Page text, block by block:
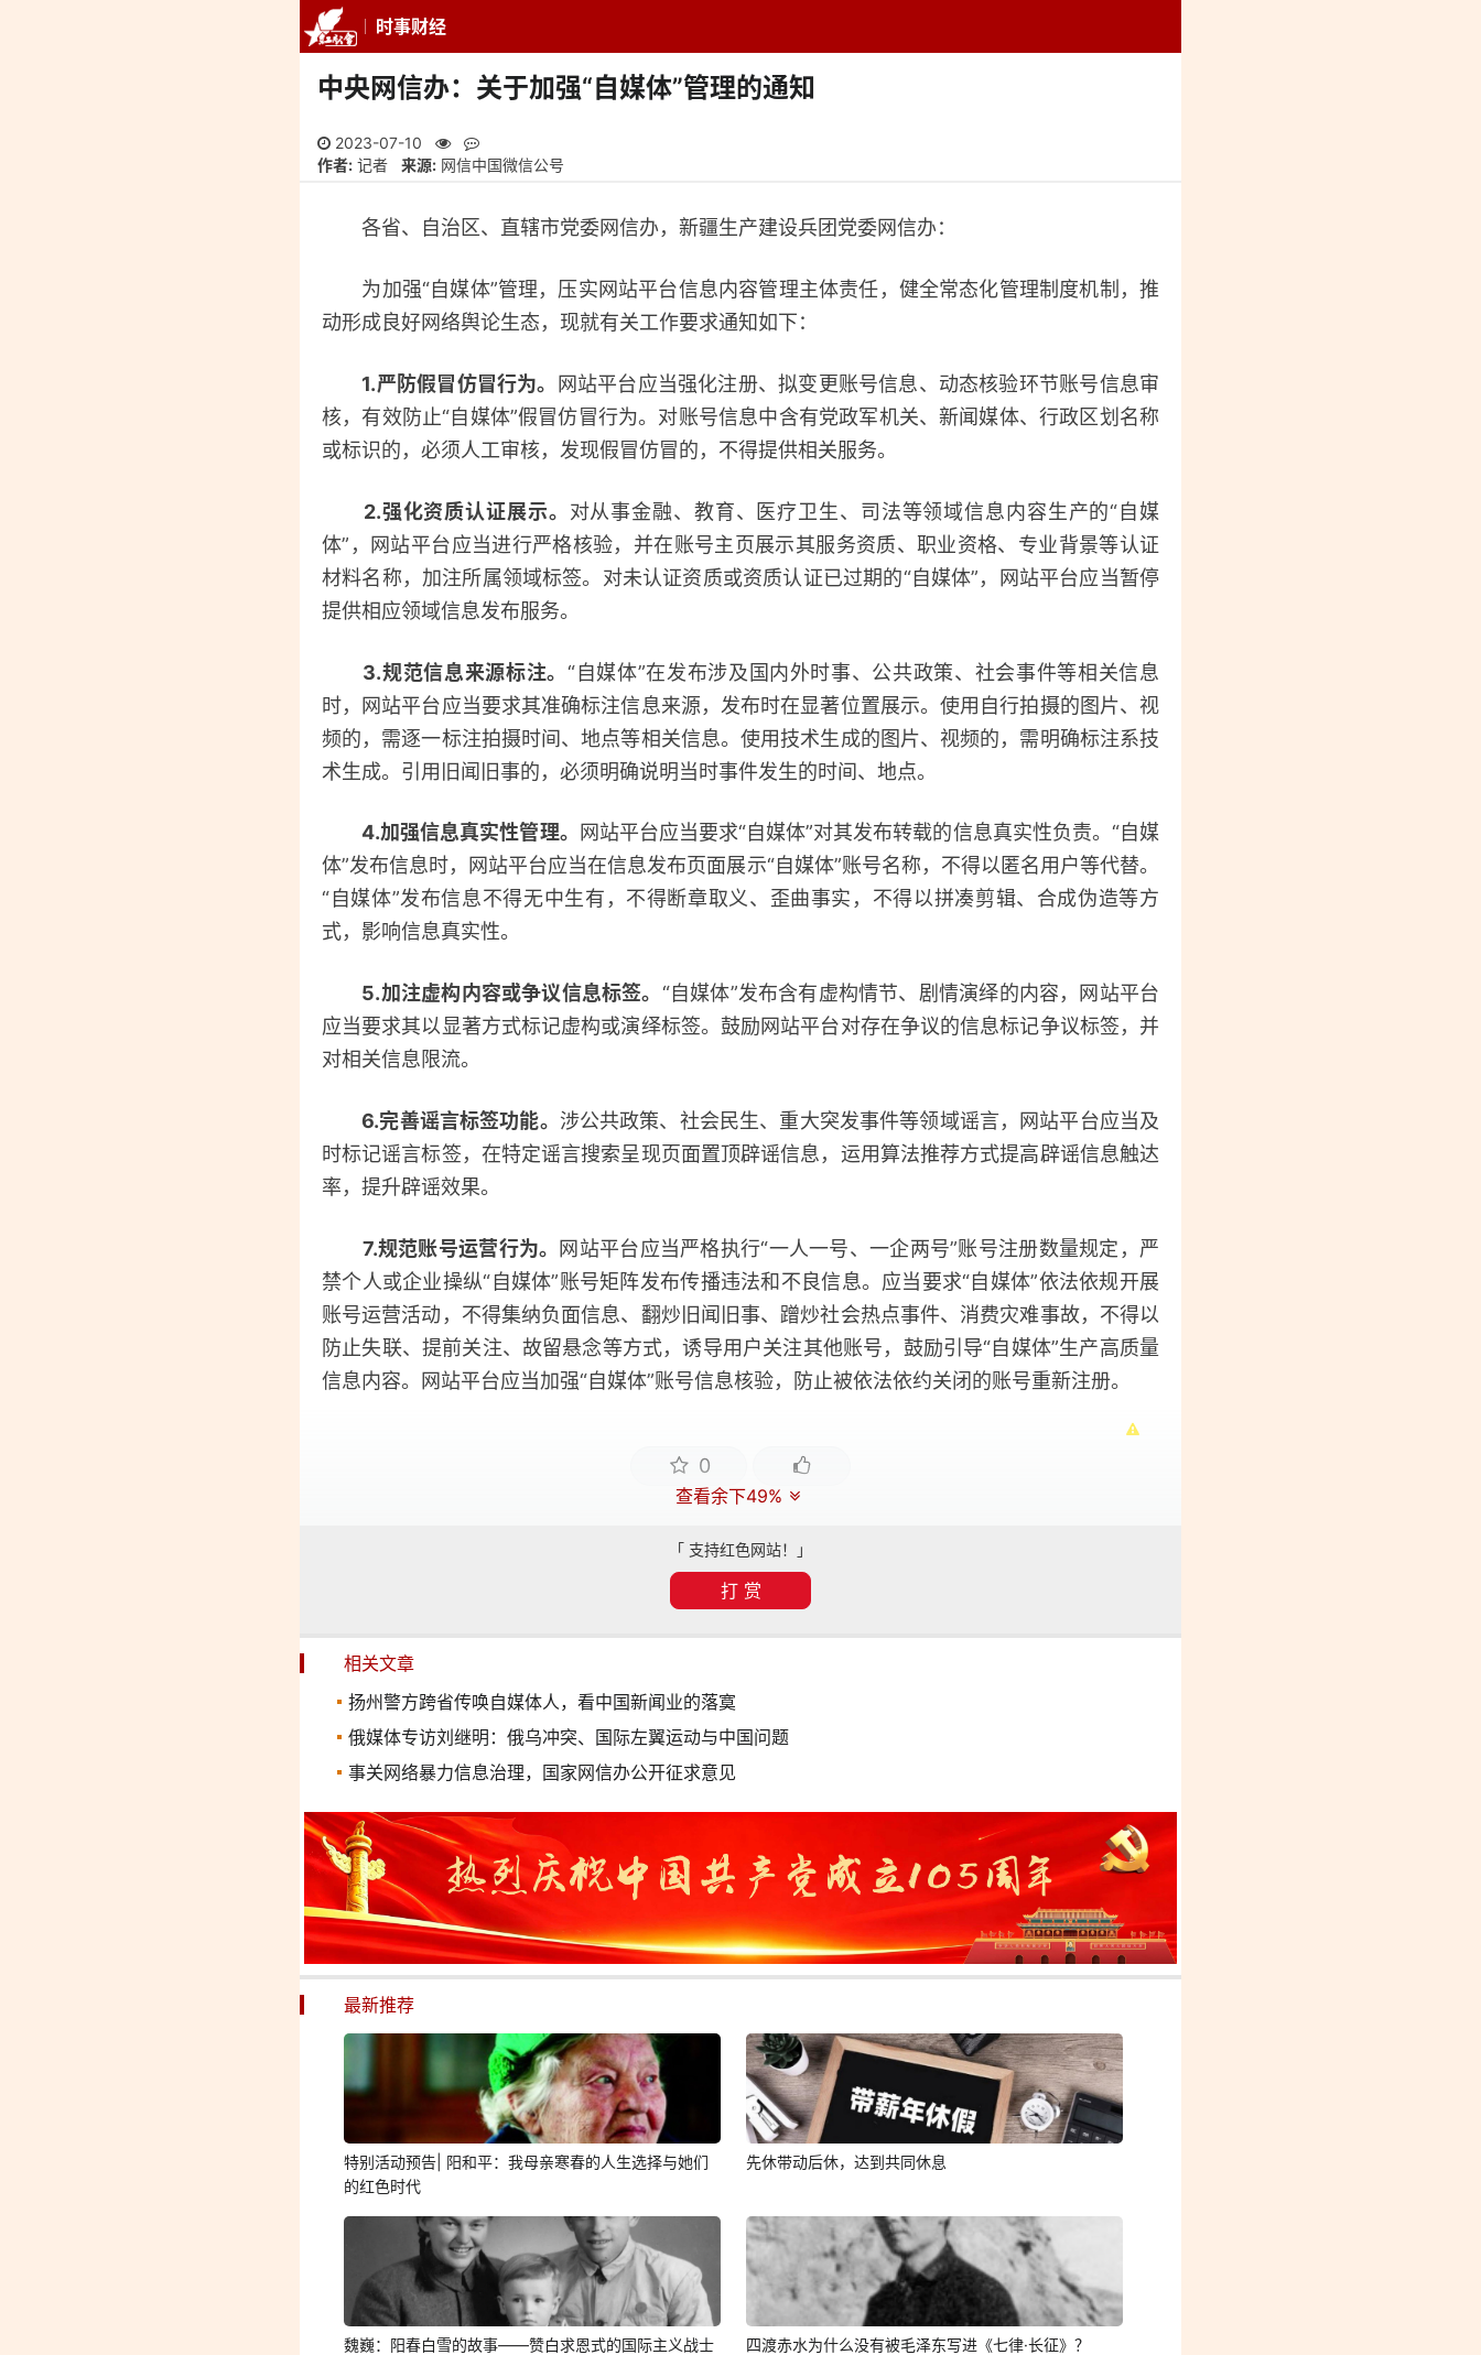
时事财经
推荐 最新 专题中心 学者专栏 排行榜 周刊
中央网信办：关于加强“自媒体”管理的通知
2023-07-10
作者: 记者 来源: 网信中国微信公号
各省、自治区、直辖市党委网信办，新疆生产建设兵团党委网信办：
为加强“自媒体”管理，压实网站平台信息内容管理主体责任，健全常态化管理制度机制，推
动形成良好网络舆论生态，现就有关工作要求通知如下：
1.严防假冒仿冒行为。 网站平台应当强化注册、拟变更账号信息、动态核验环节账号信息审
核，有效防止“自媒体”假冒仿冒行为。对账号信息中含有党政军机关、新闻媒体、行政区划名称
或标识的，必须人工审核，发现假冒仿冒的，不得提供相关服务。
2.强化资质认证展示。 对从事金融、教育、医疗卫生、司法等领域信息内容生产的“自媒
体”，网站平台应当进行严格核验，并在账号主页展示其服务资质、职业资格、专业背景等认证
材料名称，加注所属领域标签。对未认证资质或资质认证已过期的“自媒体”，网站平台应当暂停
提供相应领域信息发布服务。
3.规范信息来源标注。 “自媒体”在发布涉及国内外时事、公共政策、社会事件等相关信息
时，网站平台应当要求其准确标注信息来源，发布时在显著位置展示。使用自行拍摄的图片、视
频的，需逐一标注拍摄时间、地点等相关信息。使用技术生成的图片、视频的，需明确标注系技
术生成。引用旧闻旧事的，必须明确说明当时事件发生的时间、地点。
4.加强信息真实性管理。
网站平台应当要求“自媒体”对其发布转载的信息真实性负责。“自媒
体”发布信息时，网站平台应当在信息发布页面展示“自媒体”账号名称，不得以匿名用户等代替。
“自媒体”发布信息不得无中生有，不得断章取义、歪曲事实，不得以拼凑剪辑、合成伪造等方
式，影响信息真实性。
5.加注虚构内容或争议信息标签。 “自媒体”发布含有虚构情节、剧情演绎的内容，网站平台
应当要求其以显著方式标记虚构或演绎标签。鼓励网站平台对存在争议的信息标记争议标签，并
对相关信息限流。
6.完善谣言标签功能。 涉公共政策、社会民生、重大突发事件等领域谣言，网站平台应当及
时标记谣言标签，在特定谣言搜索呈现页面置顶辟谣信息，运用算法推荐方式提高辟谣信息触达
率，提升辟谣效果。
7.规范账号运营行为。
网站平台应当严格执行“一人一号、一企两号”账号注册数量规定，严
禁个人或企业操纵“自媒体”账号矩阵发布传播违法和不良信息。应当要求“自媒体”依法依规开展
账号运营活动，不得集纳负面信息、翻炒旧闻旧事、蹭炒社会热点事件、消费灾难事故，不得以
防止失联、提前关注、故留悬念等方式，诱导用户关注其他账号，鼓励引导“自媒体”生产高质量
信息内容。网站平台应当加强“自媒体”账号信息核验，防止被依法依约关闭的账号重新注册。
0
查看余下49%
「 支持红色网站！」
打 赏
相关文章
扬州警方跨省传唤自媒体人，看中国新闻业的落寞
俄媒体专访刘继明：俄乌冲突、国际左翼运动与中国问题
事关网络暴力信息治理，国家网信办公开征求意见
最新推荐
特别活动预告| 阳和平：我母亲寒春的人生选择与她们
的红色时代
先休带动后休，达到共同休息
魏巍：阳春白雪的故事——赞白求恩式的国际主义战士
四渡赤水为什么没有被毛泽东写进《七律·长征》？